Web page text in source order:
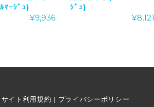
ﾏｰｼﾞｭ)
¥9,936
ｼﾞｭ)
¥8,121
サイト利用規約 | プライバシーポリシー